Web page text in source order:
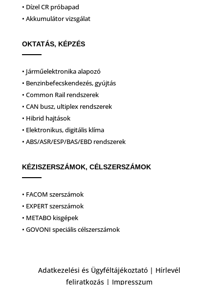
• Dízel CR próbapad
• Akkumulátor vizsgálat
OKTATÁS, KÉPZÉS
• Járműelektronika alapozó
• Benzinbefecskendezés, gyújtás
• Common Rail rendszerek
• CAN busz, ultiplex rendszerek
• Hibrid hajtások
• Elektronikus, digitális klíma
• ABS/ASR/ESP/BAS/EBD rendszerek
KÉZISZERSZÁMOK, CÉLSZERSZÁMOK
• FACOM szerszámok
• EXPERT szerszámok
• METABO kisgépek
• GOVONI speciális célszerszámok
Adatkezelési és Ügyféltájékoztató | Hírlevél
feliratkozás | Impresszum